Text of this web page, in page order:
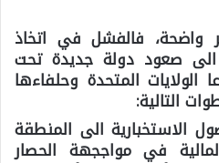
واضحة، فالفشل في اتخاذ
الى صعود دولة جديدة تحت
الولايات المتحدة وحلفاءها
التالية:
الاستخبارية الى المنطقة
في مواججهة الحصار